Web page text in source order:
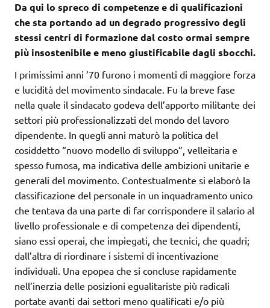
Da qui lo spreco di competenze e di qualificazioni
che sta portando ad un degrado progressivo degli
stessi centri di formazione dal costo ormai sempre
più insostenibile e meno giustificabile dagli sbocchi.
I primissimi anni ’70 furono i momenti di maggiore forza
e lucidità del movimento sindacale. Fu la breve fase
nella quale il sindacato godeva dell’apporto militante dei
settori più professionalizzati del mondo del lavoro
dipendente. In quegli anni maturò la politica del
cosiddetto “nuovo modello di sviluppo”, velleitaria e
spesso fumosa, ma indicativa delle ambizioni unitarie e
generali del movimento. Contestualmente si elaborò la
classificazione del personale in un inquadramento unico
che tentava da una parte di far corrispondere il salario al
livello professionale e di competenza dei dipendenti,
siano essi operai, che impiegati, che tecnici, che quadri;
dall’altra di riordinare i sistemi di incentivazione
individuali. Una epopea che si concluse rapidamente
nell’inerzia delle posizioni egualitariste più radicali
portate avanti dai settori meno qualificati e/o più